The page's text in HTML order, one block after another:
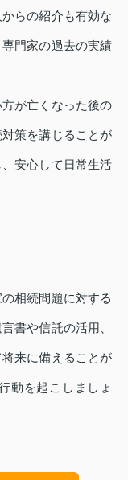
らの紹介も有効な
門家の過去の実績
が亡くなった後の
策を講じることが
安心して日常生活
相続問題に対する
書や信託の活用、
来に備えることが
動を起こしましょ